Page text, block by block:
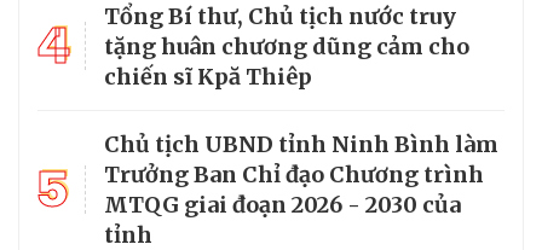
4
Tổng Bí thư, Chủ tịch nước truy
tặng huân chương dũng cảm cho
chiến sĩ Kpă Thiêp
5
Chủ tịch UBND tỉnh Ninh Bình làm
Trưởng Ban Chỉ đạo Chương trình
MTQG giai đoạn 2026 - 2030 của
tỉnh